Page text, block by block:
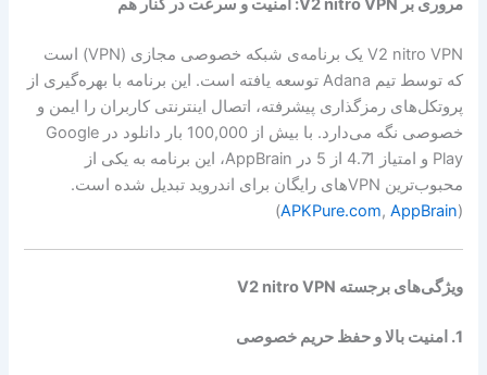
مروری بر V2 nitro VPN: امنیت و سرعت در کنار هم
V2 nitro VPN یک برنامه‌ی شبکه خصوصی مجازی (VPN) است
که توسط تیم Adana توسعه یافته است. این برنامه با بهره‌گیری از
پروتکل‌های رمزگذاری پیشرفته، اتصال اینترنتی کاربران را ایمن و
خصوصی نگه می‌دارد. با بیش از 100,000 بار دانلود در Google
Play و امتیاز 4.71 از 5 در AppBrain، این برنامه به یکی از
محبوب‌ترین VPNهای رایگان برای اندروید تبدیل شده است.
(
APKPure.com, AppBrain
)
ویژگی‌های برجسته V2 nitro VPN
1. امنیت بالا و حفظ حریم خصوصی